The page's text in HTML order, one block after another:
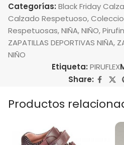
Categorías: Black Friday
Calzado Respetuoso,
Respetuosas,NIÑA,NIÑO,
ZAPATILLAS DEPORTIVAS NIÑA,
NIÑO
Etiqueta: PIRUFLEX
Share:
Productos